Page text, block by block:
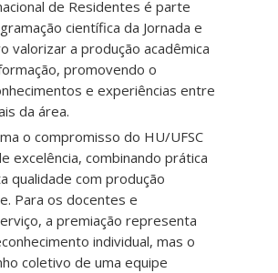
de Residentes é parte
científica da Jornada e
valorizar a produção acadêmica
promovendo o
e experiências entre
da área.
o compromisso do HU/UFSC
excelência, combinando prática
qualidade com produção
Para os docentes e
a premiação representa
individual, mas o
coletivo de uma equipe